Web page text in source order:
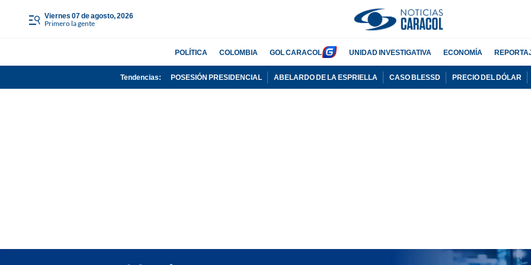
viernes 07 de agosto, 2026
Primero la gente
POLÍTICA COLOMBIA GOL CARACOL UNIDAD INVESTIGATIVA ECONOMÍA
Tendencias: POSESIÓN PRESIDENCIAL ABELARDO DE LA ESPRIELLA CASO BLESSD PRECIO DEL DÓLAR